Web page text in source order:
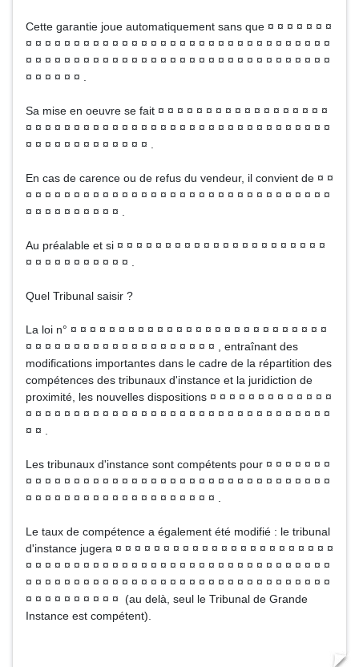
Cette garantie joue automatiquement sans que ¤ ¤ ¤ ¤ ¤ ¤ ¤
¤ ¤ ¤ ¤ ¤ ¤ ¤ ¤ ¤ ¤ ¤ ¤ ¤ ¤ ¤ ¤ ¤ ¤ ¤ ¤ ¤ ¤ ¤ ¤ ¤ ¤ ¤ ¤ ¤ ¤ ¤ ¤
¤ ¤ ¤ ¤ ¤ ¤ ¤ ¤ ¤ ¤ ¤ ¤ ¤ ¤ ¤ ¤ ¤ ¤ ¤ ¤ ¤ ¤ ¤ ¤ ¤ ¤ ¤ ¤ ¤ ¤ ¤ ¤
¤ ¤ ¤ ¤ ¤ ¤ .
Sa mise en oeuvre se fait ¤ ¤ ¤ ¤ ¤ ¤ ¤ ¤ ¤ ¤ ¤ ¤ ¤ ¤ ¤ ¤ ¤ ¤
¤ ¤ ¤ ¤ ¤ ¤ ¤ ¤ ¤ ¤ ¤ ¤ ¤ ¤ ¤ ¤ ¤ ¤ ¤ ¤ ¤ ¤ ¤ ¤ ¤ ¤ ¤ ¤ ¤ ¤ ¤ ¤
¤ ¤ ¤ ¤ ¤ ¤ ¤ ¤ ¤ ¤ ¤ ¤ ¤ .
En cas de carence ou de refus du vendeur, il convient de ¤ ¤
¤ ¤ ¤ ¤ ¤ ¤ ¤ ¤ ¤ ¤ ¤ ¤ ¤ ¤ ¤ ¤ ¤ ¤ ¤ ¤ ¤ ¤ ¤ ¤ ¤ ¤ ¤ ¤ ¤ ¤ ¤ ¤
¤ ¤ ¤ ¤ ¤ ¤ ¤ ¤ ¤ ¤ .
Au préalable et si ¤ ¤ ¤ ¤ ¤ ¤ ¤ ¤ ¤ ¤ ¤ ¤ ¤ ¤ ¤ ¤ ¤ ¤ ¤ ¤ ¤ ¤
¤ ¤ ¤ ¤ ¤ ¤ ¤ ¤ ¤ ¤ ¤ .
Quel Tribunal saisir ?
La loi n° ¤ ¤ ¤ ¤ ¤ ¤ ¤ ¤ ¤ ¤ ¤ ¤ ¤ ¤ ¤ ¤ ¤ ¤ ¤ ¤ ¤ ¤ ¤ ¤ ¤ ¤ ¤
¤ ¤ ¤ ¤ ¤ ¤ ¤ ¤ ¤ ¤ ¤ ¤ ¤ ¤ ¤ ¤ ¤ ¤ ¤ ¤ , entraînant des
modifications importantes dans le cadre de la répartition des
compétences des tribunaux d'instance et la juridiction de
proximité, les nouvelles dispositions ¤ ¤ ¤ ¤ ¤ ¤ ¤ ¤ ¤ ¤ ¤ ¤ ¤
¤ ¤ ¤ ¤ ¤ ¤ ¤ ¤ ¤ ¤ ¤ ¤ ¤ ¤ ¤ ¤ ¤ ¤ ¤ ¤ ¤ ¤ ¤ ¤ ¤ ¤ ¤ ¤ ¤ ¤ ¤ ¤
¤ ¤ .
Les tribunaux d'instance sont compétents pour ¤ ¤ ¤ ¤ ¤ ¤ ¤
¤ ¤ ¤ ¤ ¤ ¤ ¤ ¤ ¤ ¤ ¤ ¤ ¤ ¤ ¤ ¤ ¤ ¤ ¤ ¤ ¤ ¤ ¤ ¤ ¤ ¤ ¤ ¤ ¤ ¤ ¤ ¤
¤ ¤ ¤ ¤ ¤ ¤ ¤ ¤ ¤ ¤ ¤ ¤ ¤ ¤ ¤ ¤ ¤ ¤ ¤ ¤ .
Le taux de compétence a également été modifié : le tribunal
d'instance jugera ¤ ¤ ¤ ¤ ¤ ¤ ¤ ¤ ¤ ¤ ¤ ¤ ¤ ¤ ¤ ¤ ¤ ¤ ¤ ¤ ¤ ¤ ¤
¤ ¤ ¤ ¤ ¤ ¤ ¤ ¤ ¤ ¤ ¤ ¤ ¤ ¤ ¤ ¤ ¤ ¤ ¤ ¤ ¤ ¤ ¤ ¤ ¤ ¤ ¤ ¤ ¤ ¤ ¤ ¤
¤ ¤ ¤ ¤ ¤ ¤ ¤ ¤ ¤ ¤ ¤ ¤ ¤ ¤ ¤ ¤ ¤ ¤ ¤ ¤ ¤ ¤ ¤ ¤ ¤ ¤ ¤ ¤ ¤ ¤ ¤ ¤
¤ ¤ ¤ ¤ ¤ ¤ ¤ ¤ ¤ ¤ (au delà, seul le Tribunal de Grande
Instance est compétent).